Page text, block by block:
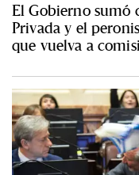
El Gobierno sumó
Privada y el
que vuelva a